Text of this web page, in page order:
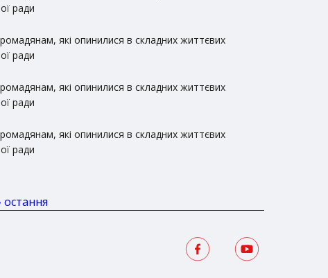
ради
які опинилися в складних життєвих
ради
які опинилися в складних життєвих
ради
які опинилися в складних життєвих
ради
остання